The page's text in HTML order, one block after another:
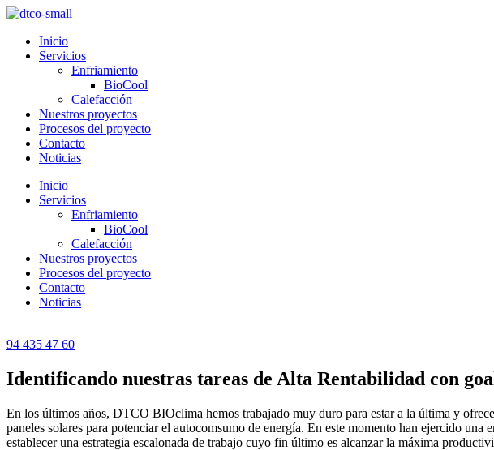
Inicio
Servicios
Enfriamiento
BioCool
Calefacción
Nuestros proyectos
Procesos del proyecto
Contacto
Noticias
Inicio
Servicios
Enfriamiento
BioCool
Calefacción
Nuestros proyectos
Procesos del proyecto
Contacto
Noticias
94 435 47 60
Identificando nuestras tareas de Alta Rentabilidad con
En los últimos años, DTCO BIOclima hemos trabajado muy duro para estar a la última y
paneles solares para potenciar el autocomsumo de energía. En este momento han ejercido una
establecer una estrategia escalonada de trabajo cuyo fin último es alcanzar la máxima